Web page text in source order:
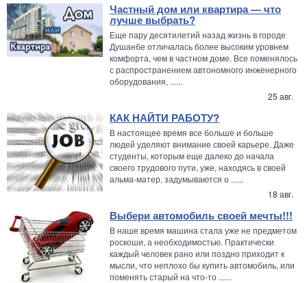
Частный дом или квартира — что
лучше выбрать?
Еще пару десятилетий назад жизнь в городе
Душанбе отличалась более высоким уровнем
комфорта, чем в частном доме. Все поменялось
с распространением автономного инженерного
оборудования, ......
25 авг.
КАК НАЙТИ РАБОТУ?
В настоящее время все больше и больше
людей уделяют внимание своей карьере. Даже
студенты, которым еще далеко до начала
своего трудового пути, уже, находясь в своей
альма-матер, задумываются о ......
18 авг.
Выбери автомобиль своей мечты!!!
В наше время машина стала уже не предметом
роскоши, а необходимостью. Практически
каждый человек рано или поздно приходит к
мысли, что неплохо бы купить автомобиль, или
поменять старый на что-то ......